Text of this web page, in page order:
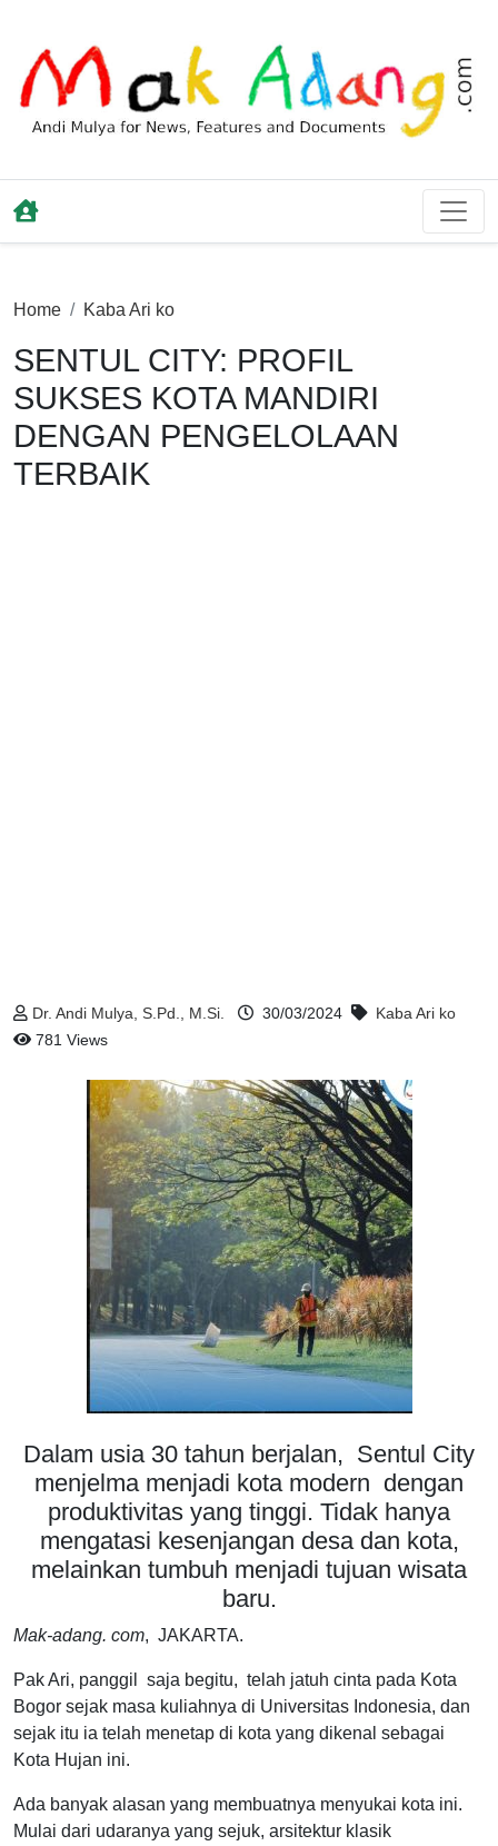
Home Kaba Ari ko
SENTUL CITY: PROFIL
SUKSES KOTA MANDIRI
DENGAN PENGELOLAAN
TERBAIK
Dr. Andi Mulya, S.Pd., M.Si. 30/03/2024
Kaba Ari ko
781 Views
Dalam usia 30 tahun berjalan, Sentul City
menjelma menjadi kota modern dengan
produktivitas yang tinggi. Tidak hanya
mengatasi kesenjangan desa dan kota,
melainkan tumbuh menjadi tujuan wisata
baru.
Mak-adang. com, JAKARTA.
Pak Ari, panggil saja begitu, telah jatuh cinta pada Kota
Bogor sejak masa kuliahnya di Universitas Indonesia, dan
sejak itu ia telah menetap di kota yang dikenal sebagai
Kota Hujan ini.
Ada banyak alasan yang membuatnya menyukai kota ini.
Mulai dari udaranya yang sejuk, arsitektur klasik